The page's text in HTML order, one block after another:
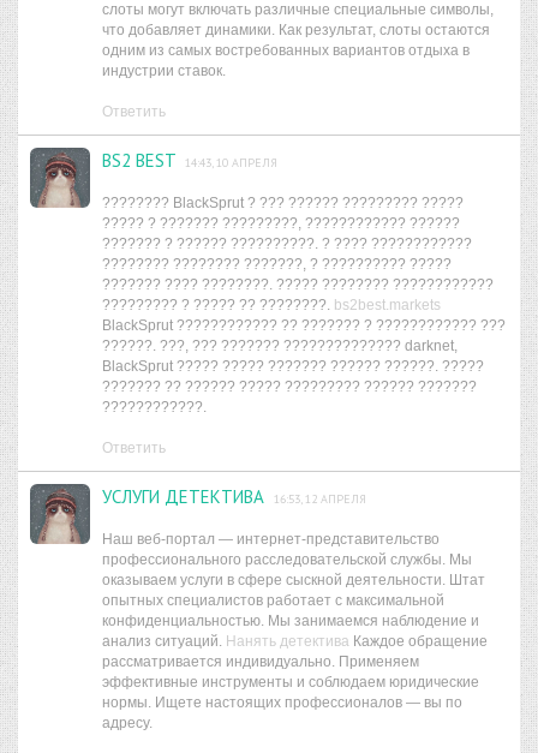
слоты могут включать различные специальные символы,
что добавляет динамики. Как результат, слоты остаются
одним из самых востребованных вариантов отдыха в
индустрии ставок.
Ответить
BS2 BEST 14:43, 10 АПРЕЛЯ
???????? BlackSprut ? ??? ?????? ????????? ?????
????? ? ??????? ?????????, ???????????? ??????
??????? ? ?????? ??????????. ? ???? ????????????
???????? ???????? ???????, ? ?????????? ?????
??????? ???? ????????. ????? ???????? ????????????
????????? ? ????? ?? ????????. bs2best.markets
BlackSprut ???????????? ?? ??????? ? ???????????? ???
??????. ???, ??? ??????? ?????????????? darknet,
BlackSprut ????? ????? ??????? ?????? ??????. ?????
??????? ?? ?????? ????? ????????? ?????? ???????
????????????.
Ответить
УСЛУГИ ДЕТЕКТИВА 16:53, 12 АПРЕЛЯ
Наш веб-портал — интернет-представительство
профессионального расследовательской службы. Мы
оказываем услуги в сфере сыскной деятельности. Штат
опытных специалистов работает с максимальной
конфиденциальностью. Мы занимаемся наблюдение и
анализ ситуаций. Нанять детектива Каждое обращение
рассматривается индивидуально. Применяем
эффективные инструменты и соблюдаем юридические
нормы. Ищете настоящих профессионалов — вы по
адресу.